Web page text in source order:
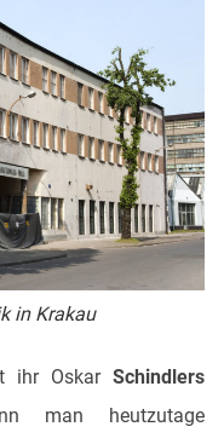
in Krakau
ihr Oskar Schindlers
man heutzutage